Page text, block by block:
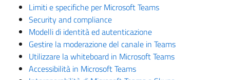
Limiti e specifiche per Microsoft Teams
Security and compliance
Modelli di identità ed autenticazione
Gestire la moderazione del canale in Teams
Utilizzare la whiteboard in Microsoft Teams
Accessibilità in Microsoft Teams